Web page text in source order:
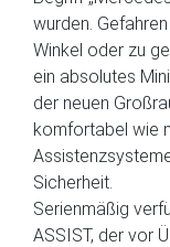
wurden.
Winkel oder zu
ein absolutes
der neuen
komfortabel wie
Sicherheit.
Serienmäßig
ASSIST, der vor